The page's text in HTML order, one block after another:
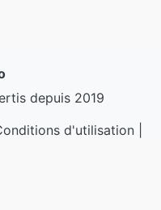
depuis 2019
d'utilisation